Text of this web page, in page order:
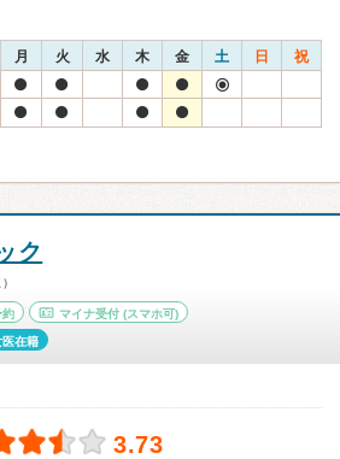
月 火 水 木 金 土 日 祝
ク
約 マイナ受付 (スマホ可)
医在籍
3.73